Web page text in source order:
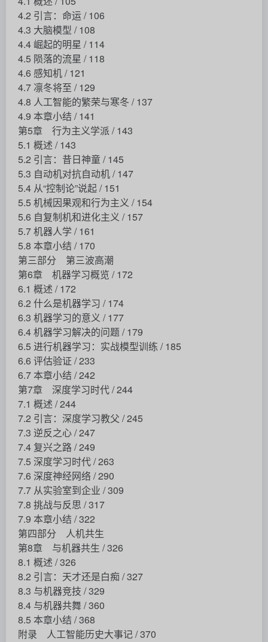
4.2 引言：命运 / 106
4.3 大脑模型 / 108
4.4 崛起的明星 / 114
4.5 陨落的流星 / 118
4.6 感知机 / 121
4.7 凛冬将至 / 129
4.8 人工智能的繁荣与寒冬 / 137
4.9 本章小结 / 141
第5章 行为主义学派 / 143
5.1 概述 / 143
5.2 引言：昔日神童 / 145
5.3 自动机对抗自动机 / 147
5.4 从“控制论”说起 / 151
5.5 机械因果观和行为主义 / 154
5.6 自复制机和进化主义 / 157
5.7 机器人学 / 161
5.8 本章小结 / 170
第三部分 第三波高潮
第6章 机器学习概览 / 172
6.1 概述 / 172
6.2 什么是机器学习 / 174
6.3 机器学习的意义 / 177
6.4 机器学习解决的问题 / 179
6.5 进行机器学习：实战模型训练 / 185
6.6 评估验证 / 233
6.7 本章小结 / 242
第7章 深度学习时代 / 244
7.1 概述 / 244
7.2 引言：深度学习教父 / 245
7.3 逆反之心 / 247
7.4 复兴之路 / 249
7.5 深度学习时代 / 263
7.6 深度神经网络 / 290
7.7 从实验室到企业 / 309
7.8 挑战与反思 / 317
7.9 本章小结 / 322
第四部分 人机共生
第8章 与机器共生 / 326
8.1 概述 / 326
8.2 引言：天才还是白痴 / 327
8.3 与机器竞技 / 329
8.4 与机器共舞 / 360
8.5 本章小结 / 368
附录 人工智能历史大事记 / 370